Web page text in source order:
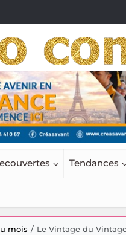
Tendances
mois Le Vintage du